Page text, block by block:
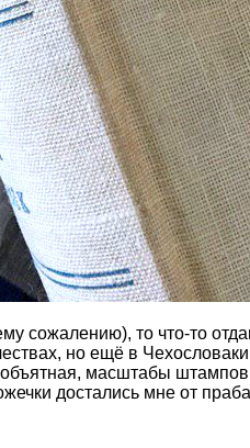
сожалению), то что-то
но ещё в
масштабы
достались мне от